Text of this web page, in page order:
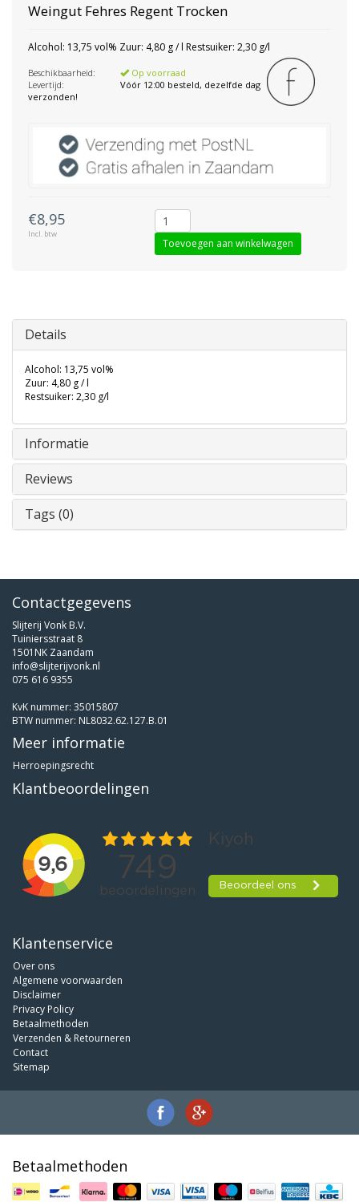
Weingut Fehres Regent Trocken
Alcohol: 13,75 vol% Zuur: 4,80 g / l Restsuiker: 2,30 g/l
Beschikbaarheid:
Op voorraad
Levertijd:
Vóór 12:00 besteld, dezelfde dag
verzonden!
€8,95
Incl. btw
Toevoegen aan winkelwagen
Details
Alcohol: 13,75 vol%
Zuur: 4,80 g / l
Restsuiker: 2,30 g/l
Informatie
Reviews
Tags (0)
Contactgegevens
Slijterij Vonk B.V.
Tuiniersstraat 8
1501NK Zaandam
info@slijterijvonk.nl
075 616 9355
KvK nummer: 35015807
BTW nummer: NL8032.62.127.B.01
Meer informatie
Herroepingsrecht
Klantbeoordelingen
Klantenservice
Over ons
Algemene voorwaarden
Disclaimer
Privacy Policy
Betaalmethoden
Verzenden & Retourneren
Contact
Sitemap
Betaalmethoden